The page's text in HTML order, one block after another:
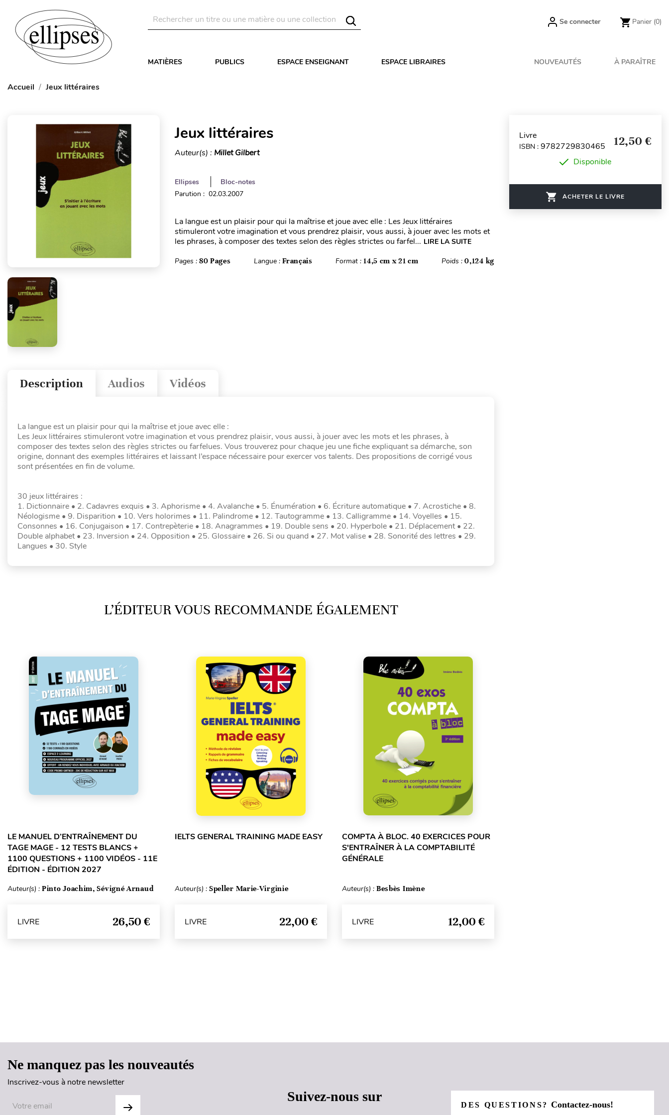
Se connecter Panier (0)
MATIÈRES PUBLICS ESPACE ENSEIGNANT ESPACE LIBRAIRES NOUVEAUTÉS À PARAÎTRE
Accueil Jeux littéraires
Jeux littéraires
Auteur(s) : Millet Gilbert
Ellipses
Bloc-notes
Parution : 02.03.2007
La langue est un plaisir pour qui la maîtrise et joue avec elle : Les Jeux littéraires
stimuleront votre imagination et vous prendrez plaisir, vous aussi, à jouer avec les mots et
les phrases, à composer des textes selon des règles strictes ou farfel... LIRE LA SUITE
Pages : 80 Pages Langue :Français Format :14,5 cm x 21 cm Poids :0,124 kg
Vidéos
Audios
Description
La langue est un plaisir pour qui la maîtrise et joue avec elle :
Les Jeux littéraires stimuleront votre imagination et vous prendrez plaisir, vous aussi, à jouer avec les mots et les phrases, à
composer des textes selon des règles strictes ou farfelues. Vous trouverez pour chaque jeu une fiche expliquant sa démarche, son
origine, donnant des exemples littéraires et laissant l’espace nécessaire pour exercer vos talents. Des propositions de corrigé vous
sont présentées en fin de volume.
30 jeux littéraires :
1. Dictionnaire • 2. Cadavres exquis • 3. Aphorisme • 4. Avalanche • 5. Énumération • 6. Écriture automatique • 7. Acrostiche • 8.
Néologisme • 9. Disparition • 10. Vers holorimes • 11. Palindrome • 12. Tautogramme • 13. Calligramme • 14. Voyelles • 15.
Consonnes • 16. Conjugaison • 17. Contrepèterie • 18. Anagrammes • 19. Double sens • 20. Hyperbole • 21. Déplacement • 22.
Double alphabet • 23. Inversion • 24. Opposition • 25. Glossaire • 26. Si ou quand • 27. Mot valise • 28. Sonorité des lettres • 29.
Langues • 30. Style
L’ÉDITEUR VOUS RECOMMANDE ÉGALEMENT
LE MANUEL D’ENTRAÎNEMENT DU
TAGE MAGE - 12 TESTS BLANCS +
1100 QUESTIONS + 1100 VIDÉOS - 11E
ÉDITION - ÉDITION 2027
Auteur(s) : Pinto Joachim, Sévigné Arnaud
LIVRE 26,50 €
IELTS GENERAL TRAINING MADE EASY
Auteur(s) : Speller Marie-Virginie
LIVRE 22,00 €
COMPTA À BLOC. 40 EXERCICES POUR
S'ENTRAÎNER À LA COMPTABILITÉ
GÉNÉRALE
Auteur(s) : Besbès Imène
LIVRE 12,00 €
Livre
ISBN : 9782729830465 12,50 €
Disponible
ACHETER LE LIVRE
Ne manquez pas les nouveautés
Inscrivez-vous à notre newsletter
Suivez-nous sur
DES QUESTIONS?Contactez-nous!